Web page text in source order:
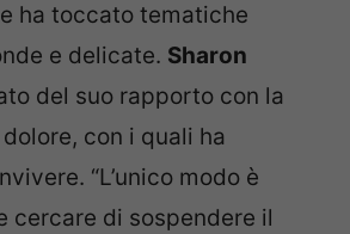
ha toccato tematiche
e delicate. Sharon
del suo rapporto con la
con i quali ha
“L’unico modo è
cercare di sospendere il